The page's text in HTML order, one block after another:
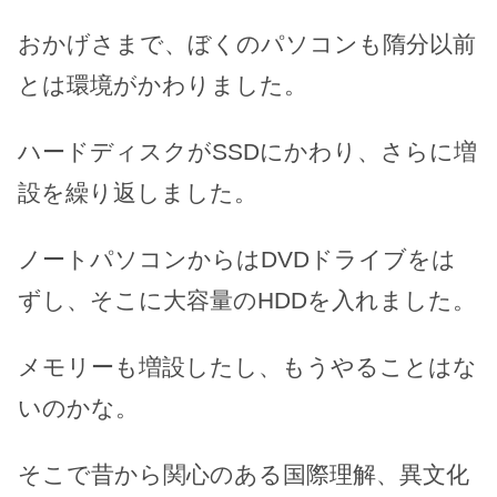
おかげさまで、ぼくのパソコンも隋分以前
とは環境がかわりました。
ハードディスクがSSDにかわり、さらに増
設を繰り返しました。
ノートパソコンからはDVDドライブをは
ずし、そこに大容量のHDDを入れました。
メモリーも増設したし、もうやることはな
いのかな。
そこで昔から関心のある国際理解、異文化